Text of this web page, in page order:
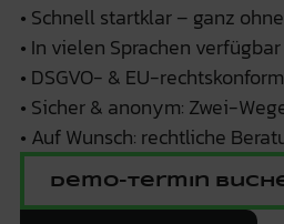
• Schnell startklar – ganz
• In vielen Sprachen verfügbar
• DSGVO- & EU-rechtskonform
• Sicher & anonym: Zwei-
• Auf Wunsch: rechtliche
Demo-Termin